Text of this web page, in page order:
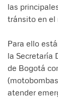
las
tránsito en el
Para ello
la Secretaría
de Bogotá
atender